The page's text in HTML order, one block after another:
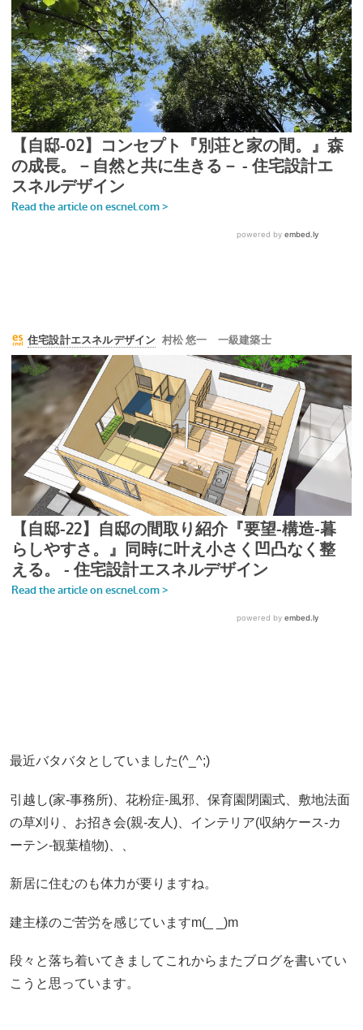
最近バタバタとしていました(^_^;)
引越し(家-事務所)、花粉症-風邪、保育園閉園式、敷地法面
の草刈り、お招き会(親-友人)、インテリア(収納ケース-カ
ーテン-観葉植物)、、
新居に住むのも体力が要りますね。
建主様のご苦労を感じていますm(_ _)m
段々と落ち着いてきましてこれからまたブログを書いてい
こうと思っています。